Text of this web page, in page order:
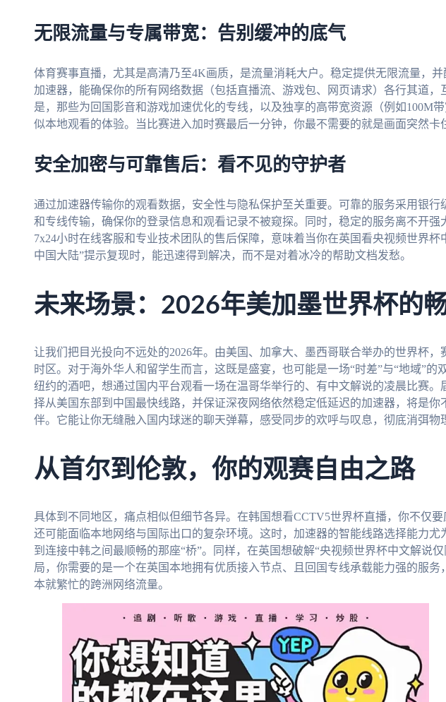
无限流量与专属带宽：告别缓冲的底气
体育赛事直播，尤其是高清乃至4K画质，是流量消耗大户。稳定提供无限流量，
加速器，能确保你的所有网络数据（包括直播流、游戏包、网页请求）各行其道，
是，那些为回国影音和游戏加速优化的专线，以及独享的高带宽资源（例如100M
似本地观看的体验。当比赛进入加时赛最后一分钟，你最不需要的就是画面突然卡
安全加密与可靠售后：看不见的守护者
通过加速器传输你的观看数据，安全性与隐私保护至关重要。可靠的服务采用银行
和专线传输，确保你的登录信息和观看记录不被窥探。同时，稳定的服务离不开强
7x24小时在线客服和专业技术团队的售后保障，意味着当你在英国看央视频世界杯
中国大陆”提示复现时，能迅速得到解决，而不是对着冰冷的帮助文档发愁。
未来场景：2026年美加墨世界杯的
让我们把目光投向不远处的2026年。由美国、加拿大、墨西哥联合举办的世界杯，
时区。对于海外华人和留学生而言，这既是盛宴，也可能是一场“时差”与“地域”的
纽约的酒吧，想通过国内平台观看一场在温哥华举行的、有中文解说的凌晨比赛。
择从美国东部到中国最快线路，并保证深夜网络依然稳定低延迟的加速器，将是你
伴。它能让你无缝融入国内球迷的聊天弹幕，感受同步的欢呼与叹息，彻底消弭物
从首尔到伦敦，你的观赛自由之路
具体到不同地区，痛点相似但细节各异。在韩国想看CCTV5世界杯直播，你不仅要
还可能面临本地网络与国际出口的复杂环境。这时，加速器的智能线路选择能力尤
到连接中韩之间最顺畅的那座“桥”。同样，在英国想破解“央视频世界杯中文解说仅
局，你需要的是一个在英国本地拥有优质接入节点、且回国专线承载能力强的服务
本就繁忙的跨洲网络流量。